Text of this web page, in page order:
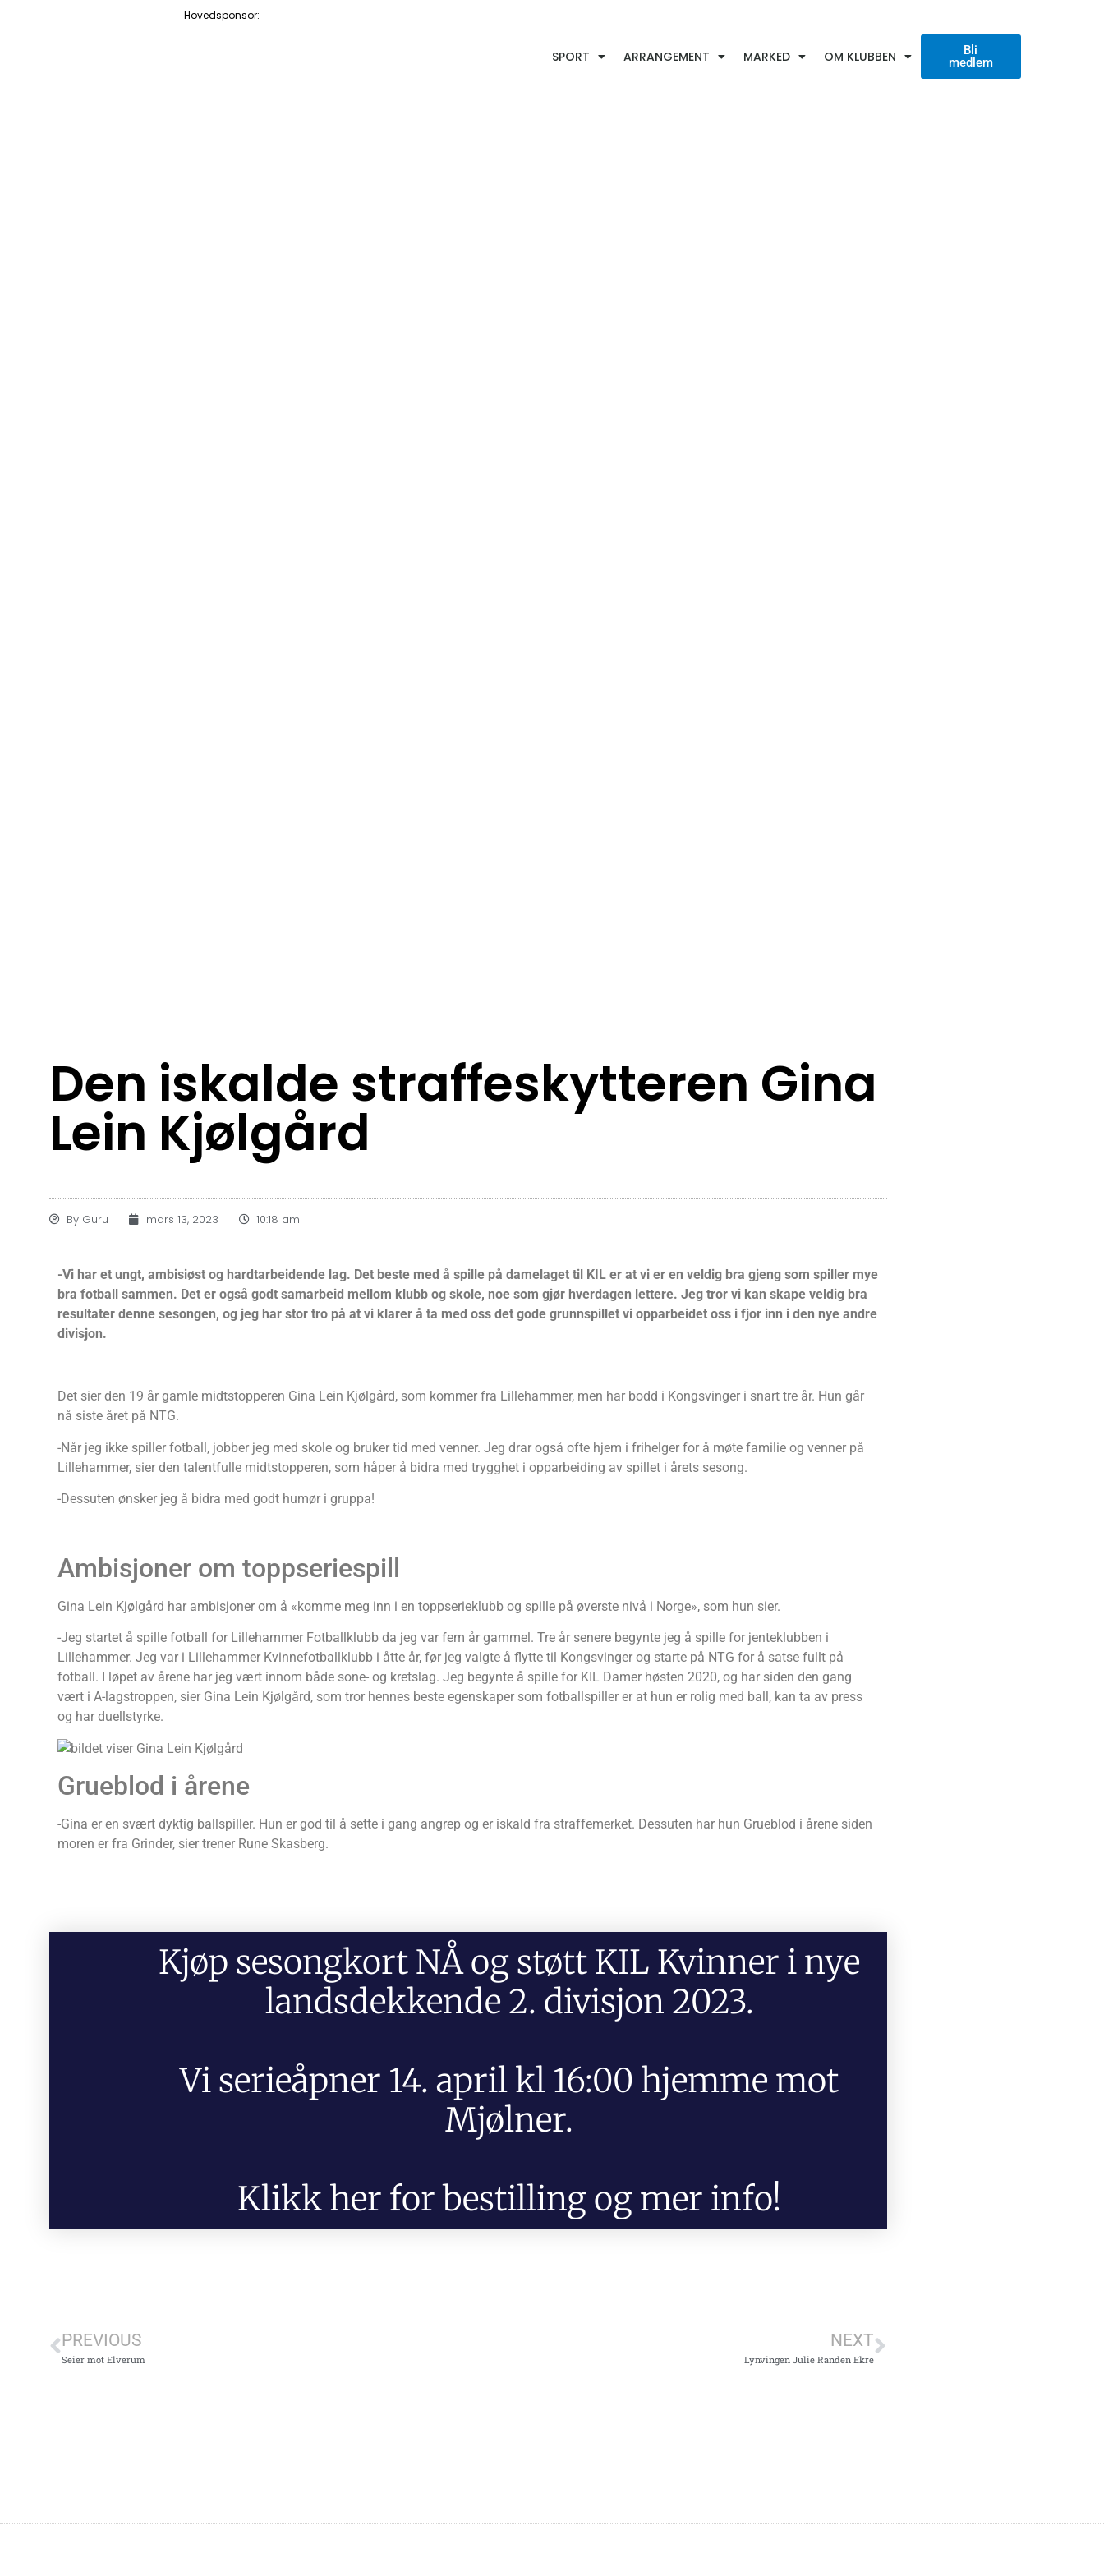
Hovedsponsor:
SPORT ARRANGEMENT MARKED OM KLUBBEN
Bli
medlem
Den iskalde straffeskytteren Gina
Lein Kjølgård
By Guru mars 13, 2023 10:18 am
-Vi har et ungt, ambisiøst og hardtarbeidende lag. Det beste med å spille på damelaget til KIL er at vi er en veldig bra gjeng som spiller mye
bra fotball sammen. Det er også godt samarbeid mellom klubb og skole, noe som gjør hverdagen lettere. Jeg tror vi kan skape veldig bra
resultater denne sesongen, og jeg har stor tro på at vi klarer å ta med oss det gode grunnspillet vi opparbeidet oss i fjor inn i den nye andre
divisjon.
Det sier den 19 år gamle midtstopperen Gina Lein Kjølgård, som kommer fra Lillehammer, men har bodd i Kongsvinger i snart tre år. Hun går
nå siste året på NTG.
-Når jeg ikke spiller fotball, jobber jeg med skole og bruker tid med venner. Jeg drar også ofte hjem i frihelger for å møte familie og venner på
Lillehammer, sier den talentfulle midtstopperen, som håper å bidra med trygghet i opparbeiding av spillet i årets sesong.
-Dessuten ønsker jeg å bidra med godt humør i gruppa!
Ambisjoner om toppseriespill
Gina Lein Kjølgård har ambisjoner om å «komme meg inn i en toppserieklubb og spille på øverste nivå i Norge», som hun sier.
-Jeg startet å spille fotball for Lillehammer Fotballklubb da jeg var fem år gammel. Tre år senere begynte jeg å spille for jenteklubben i
Lillehammer. Jeg var i Lillehammer Kvinnefotballklubb i åtte år, før jeg valgte å flytte til Kongsvinger og starte på NTG for å satse fullt på
fotball. I løpet av årene har jeg vært innom både sone- og kretslag. Jeg begynte å spille for KIL Damer høsten 2020, og har siden den gang
vært i A-lagstroppen, sier Gina Lein Kjølgård, som tror hennes beste egenskaper som fotballspiller er at hun er rolig med ball, kan ta av press
og har duellstyrke.
Grueblod i årene
-Gina er en svært dyktig ballspiller. Hun er god til å sette i gang angrep og er iskald fra straffemerket. Dessuten har hun Grueblod i årene siden
moren er fra Grinder, sier trener Rune Skasberg.
Kjøp sesongkort NÅ og støtt KIL Kvinner i nye
landsdekkende 2. divisjon 2023.
Vi serieåpner 14. april kl 16:00 hjemme mot
Mjølner.
Klikk her for bestilling og mer info!
PREVIOUS
Seier mot Elverum
NEXT
Lynvingen Julie Randen Ekre